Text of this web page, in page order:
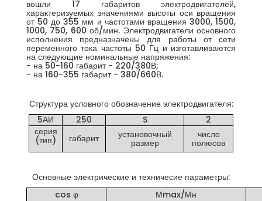
вошли 17 габаритов электродвигателей,
характеризуемых значениями высоты оси вращения
от 50 до 355 мм и частотами вращения 3000, 1500,
1000, 750, 600 об/мин. Электродвигатели основного
исполнения предназначены для работы от сети
переменного тока частоты 50 Гц и изготавливаются
на следующие номинальные напряжения:
- на 50-160 габарит - 220/380В;
- на 160-355 габарит - 380/660В.
Структура условного обозначение электродвигателя:
5АИ
250 S
2
серия
(тип) габарит установочный
размер
число
полюсов
Основные электрические и техничесие параметры:
cos φ
Мmax/Мн